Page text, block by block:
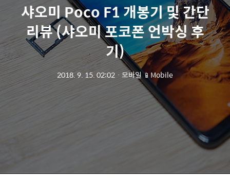
샤오미 Poco F1 개봉기 및 간단
리뷰 (샤오미 포코폰 언박싱 후
기)
2018. 9. 15. 02:02 ㆍ 모바일 📱Mobile